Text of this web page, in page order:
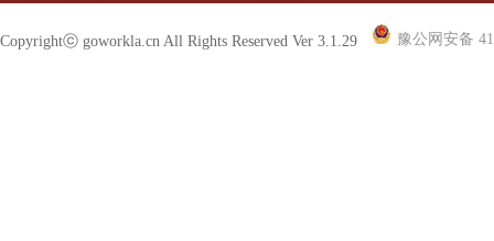
Copyrightⓒ goworkla.cn All Rights Reserved Ver 3.1.29 豫公网安备